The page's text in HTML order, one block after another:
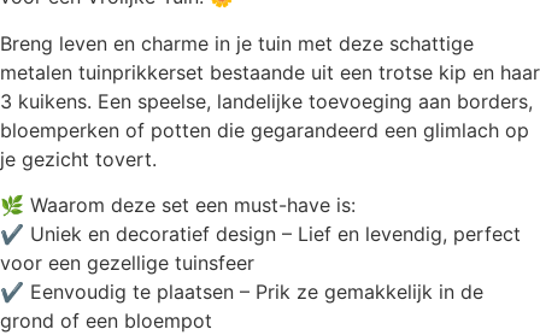
Breng leven en charme in je tuin met deze schattige
metalen tuinprikkerset bestaande uit een trotse kip en haar
3 kuikens. Een speelse, landelijke toevoeging aan borders,
bloemperken of potten die gegarandeerd een glimlach op
je gezicht tovert.
🌿 Waarom deze set een must-have is:
✔ Uniek en decoratief design – Lief en levendig, perfect
voor een gezellige tuinsfeer
✔ Eenvoudig te plaatsen – Prik ze gemakkelijk in de
grond of een bloempot